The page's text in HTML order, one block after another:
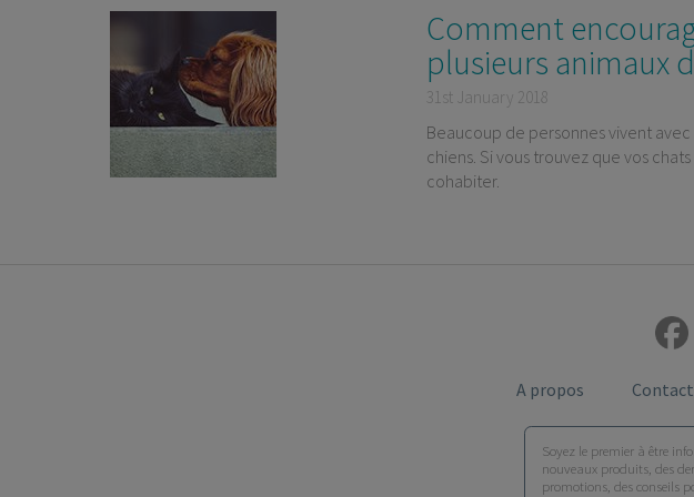
Comment
plusieurs animaux
31st January 2018
Beaucoup de personnes vivent
chiens. Si vous trouvez que vos
cohabiter.
A propos Contact
Soyez le premier à être
nouveaux produits, des
promotions, des conseils